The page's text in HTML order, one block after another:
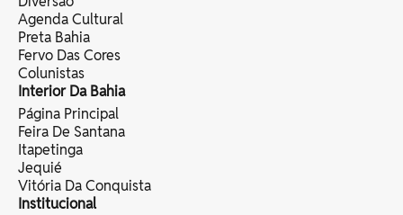
Agenda Cultural
Preta Bahia
Fervo Das Cores
Colunistas
Interior Da Bahia
Página Principal
Feira De Santana
Itapetinga
Jequié
Vitória Da Conquista
Institucional